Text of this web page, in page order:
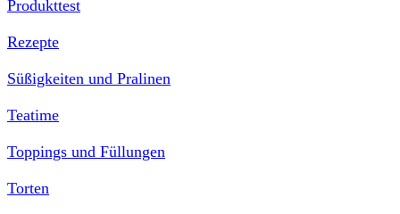
Produkttest
Rezepte
Süßigkeiten und Pralinen
Teatime
Toppings und Füllungen
Torten